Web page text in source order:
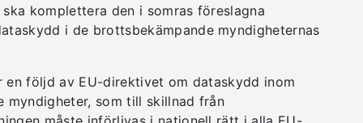
komplettera den i somras föreslagna
i de brottsbekämpande myndigheternas
en följd av EU-direktivet om dataskydd inom
myndigheter, som till skillnad från